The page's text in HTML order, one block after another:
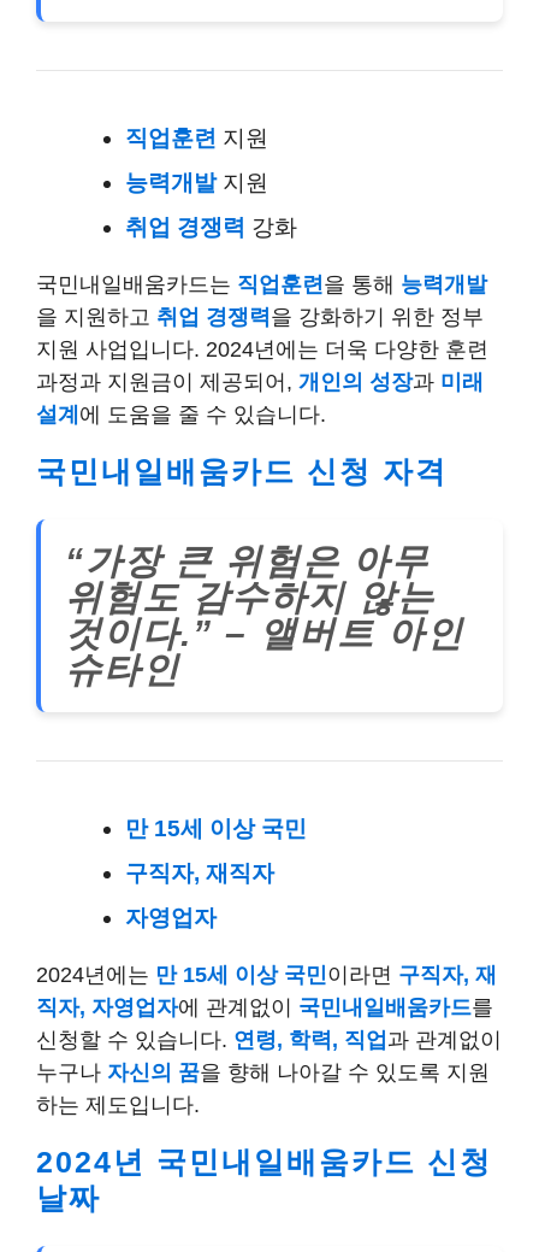
직업훈련 지원
능력개발지원
취업 경쟁력 강화
국민내일배움카드는 직업훈련 을 통해 능력개발
을 지원하고 취업 경쟁력을 강화하기 위한 정부
지원 사업입니다. 2024년에는 더욱 다양한 훈련
과정과 지원금이 제공되어, 개인의 성장과 미래
설계 에 도움을 줄 수 있습니다.
국민내일배움카드 신청 자격
“가장 큰 위험은 아무
위험도 감수하지 않는
것이다.” – 앨버트 아인
슈타인
만 15세 이상 국민
구직자, 재직자
자영업자
2024년에는 만 15세 이상 국민이라면 구직자, 재
직자, 자영업자에 관계없이 국민내일배움카드를
신청할 수 있습니다. 연령, 학력, 직업 과 관계없이
누구나 자신의 꿈을 향해 나아갈 수 있도록 지원
하는 제도입니다.
2024년 국민내일배움카드 신청
날짜